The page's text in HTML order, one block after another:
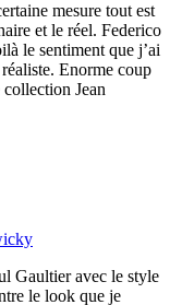
mesure tout est
et le réel. Federico
le sentiment que j’ai
Enorme coup
Jean
Gaultier avec le style
le look que je